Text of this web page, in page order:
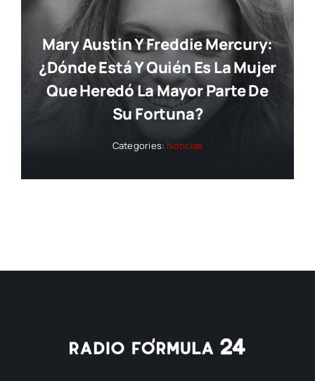
Mary Austin Y Freddie Mercury:
¿dónde Está Y Quién Es La Mujer
Que Heredó La Mayor Parte De
Su Fortuna?
Categories: Noticias